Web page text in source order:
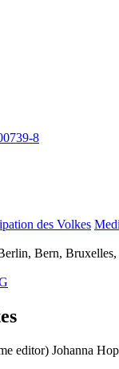
8
des Volkes
Bern,
editor) Johanna